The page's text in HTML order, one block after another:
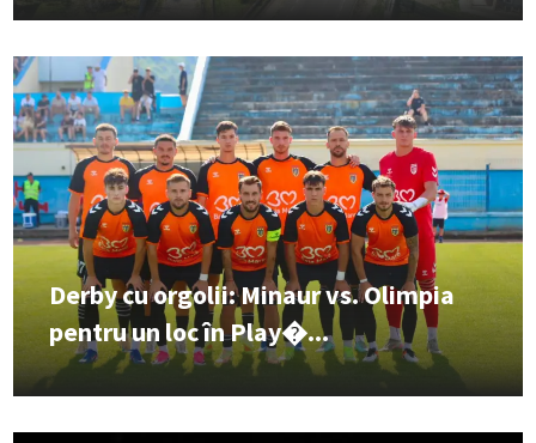
Derby cu orgolii: Minaur vs. Olimpia
pentru un loc în Play�...